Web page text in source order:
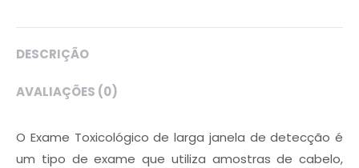
DESCRIÇÃO
AVALIAÇÕES (0)
O Exame Toxicológico de larga janela de detecção é
um tipo de exame que utiliza amostras de cabelo,